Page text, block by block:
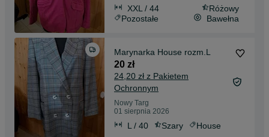
XXL / 44
Różowy
Pozostałe
Bawełna
Marynarka House rozm.L
20 zł
24,20 zł z Pakietem
Ochronnym
Nowy Targ
01 sierpnia 2026
L / 40 Szary House